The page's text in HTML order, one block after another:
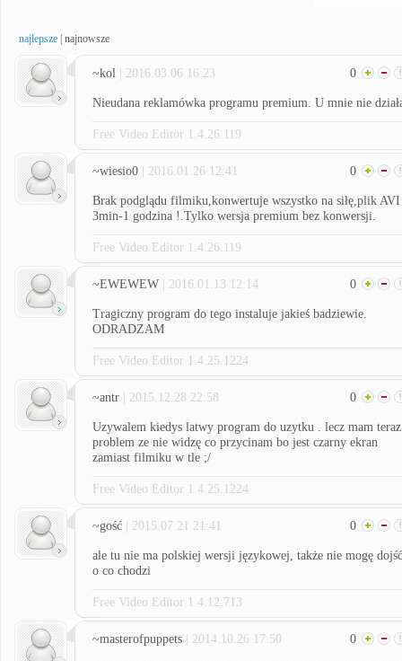
najlepsze najnowsze
~kol | 2016.03.06 16:23 0
Nieudana reklamówka programu premium. U mnie nie
Free Video Editor 1.4.26.119
~wiesio0 | 2016.01.26 12:41 0
Brak podglądu filmiku,konwertuje wszystko na siłę,plik AVI
3min-1 godzina !.Tylko wersja premium bez konwersji.
Free Video Editor 1.4.26.119
~EWEWEW | 2016.01.13 12:14 0
Tragiczny program do tego instaluje jakieś badziewie.
ODRADZAM
Free Video Editor 1.4.25.1224
~antr | 2015.12.28 22:58 0
Uzywalem kiedys latwy program do uzytku . lecz mam teraz
problem ze nie widzę co przycinam bo jest czarny ekran
zamiast filmiku w tle ;/
Free Video Editor 1.4.25.1224
~gość | 2015.07.21 21:41 0
ale tu nie ma polskiej wersji językowej, także nie mogę dojść
o co chodzi
Free Video Editor 1.4.12.713
~masterofpuppets | 2014.10.26 17:50 0